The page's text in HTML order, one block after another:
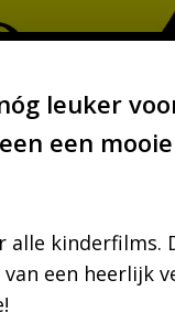
leuker
een
alle kinderfilms.
een heerlijk